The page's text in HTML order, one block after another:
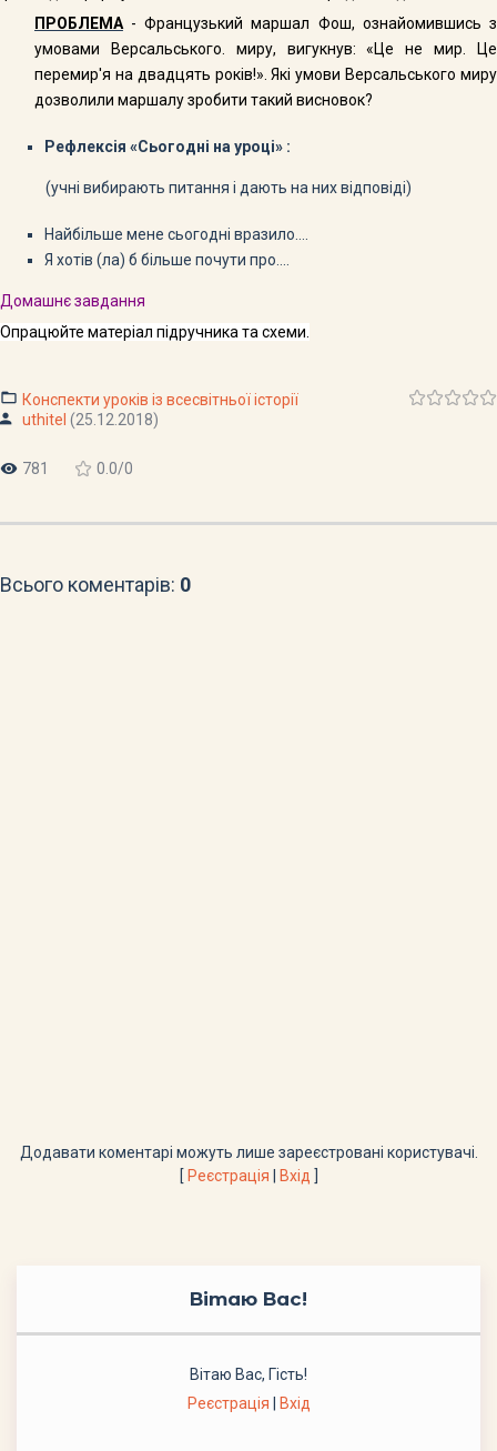
ПРОБЛЕМА- Французький маршал Фош, ознайомившись з
умовами Версальського. миру, вигукнув: «Це не мир. Це
перемир'я на двадцять років!». Які умови Версальського миру
дозволили маршалу зробити такий висновок?
Рефлексія «Сьогодні на уроці» :
(учні вибирають питання і дають на них відповіді)
Найбільше мене сьогодні вразило….
Я хотів (ла) б більше почути про….
Домашнє завдання
Опрацюйте матеріал підручника та схеми.
Конспекти уроків із всесвітньої історії
uthitel (25.12.2018)
781 0.0/0
Всього коментарів: 0
Додавати коментарі можуть лише зареєстровані користувачі.
[ Реєстрація Вхід
Вітаю Вас!
Вітаю Вас, Гість!
Реєстрація
Вхід